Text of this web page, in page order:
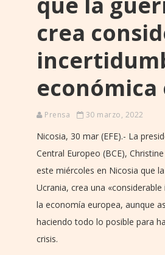
crea
económica
Prensa 30 marzo, 2022
Nicosia, 30 mar (EFE).- La
Central Europeo (BCE),
este miércoles en Nicosia que
Ucrania, crea una
la economía europea, aunque
haciendo todo lo posible para
crisis.